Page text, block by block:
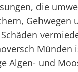
die
Münden
Algen- und